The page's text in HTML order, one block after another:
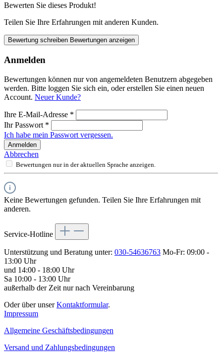
Bewerten Sie dieses Produkt!
Teilen Sie Ihre Erfahrungen mit anderen Kunden.
Bewertung schreiben Bewertungen anzeigen
Anmelden
Bewertungen können nur von angemeldeten Benutzern abgegeben
werden. Bitte loggen Sie sich ein, oder erstellen Sie einen neuen
Account. Neuer Kunde?
Ihre E-Mail-Adresse *
Ihr Passwort *
Ich habe mein Passwort vergessen.
Anmelden
Abbrechen
Bewertungen nur in der aktuellen Sprache anzeigen.
Keine Bewertungen gefunden. Teilen Sie Ihre Erfahrungen mit
anderen.
Service-Hotline
Unterstützung und Beratung unter: 030-54636763 Mo-Fr: 09:00 -
13:00 Uhr
und 14:00 - 18:00 Uhr
Sa 10:00 - 13:00 Uhr
außerhalb der Zeit nur nach Vereinbarung
Oder über unserKontaktformular.
Impressum
Allgemeine Geschäftsbedingungen
Versand und Zahlungsbedingungen